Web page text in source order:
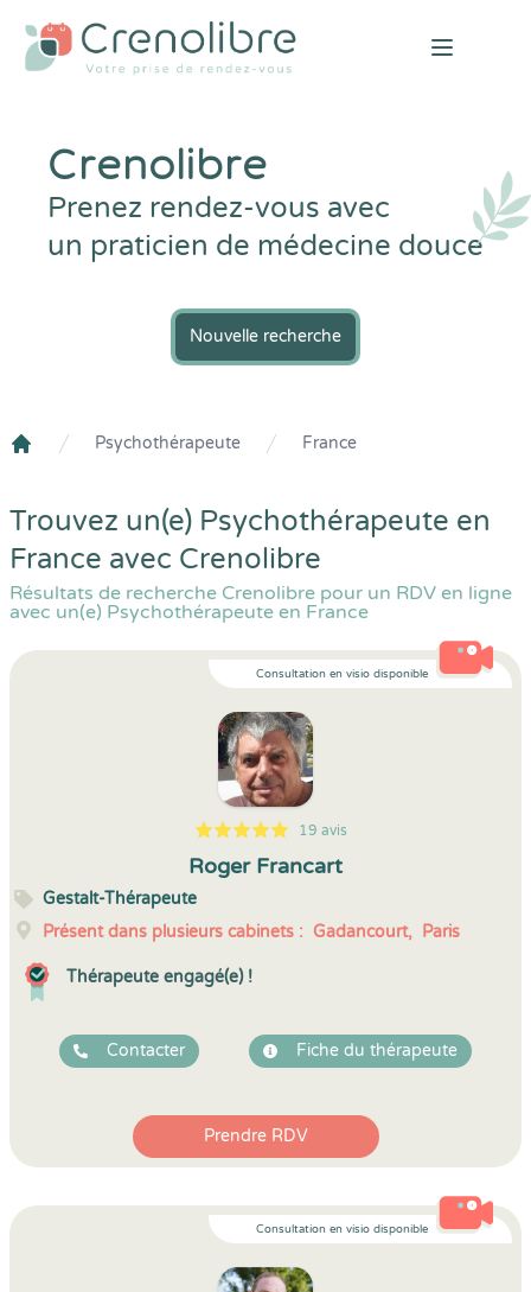
Open
Crenolibre
Prenez rendez-vous avec
un praticien de médecine douce
Nouvelle recherche
Psychothérapeute France
Trouvez un(e) Psychothérapeute en
France avec Crenolibre
Résultats de recherche Crenolibre pour un RDV en ligne
avec un(e) Psychothérapeute en France
Consultation en visio disponible
5
1
5
19 19 avis
Roger Francart
Gestalt-Thérapeute
Présent dans plusieurs cabinets : Gadancourt, Paris
Thérapeute engagé(e) !
Contacter Fiche du thérapeute
Prendre RDV
Consultation en visio disponible